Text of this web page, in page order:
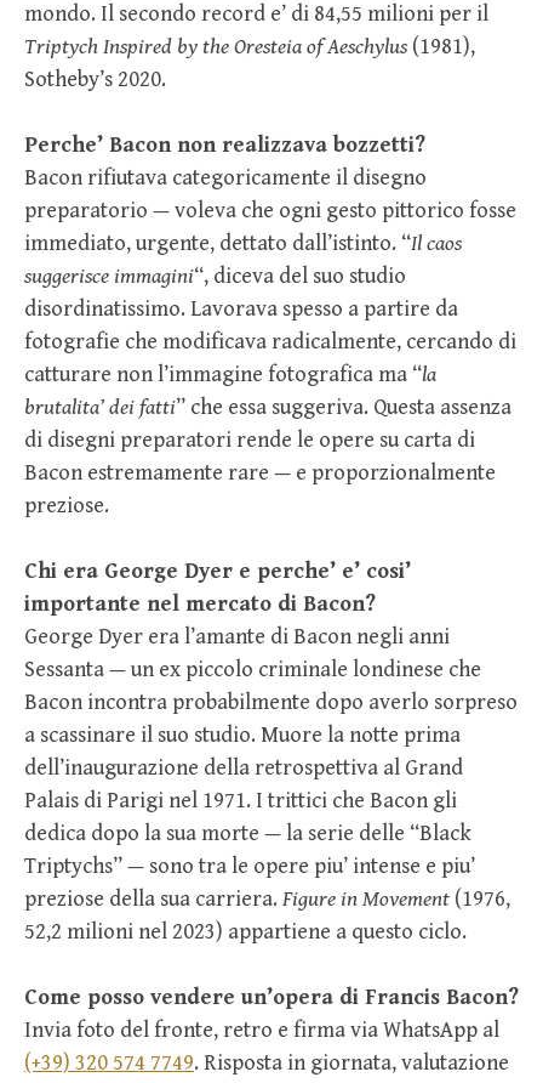
mondo. Il secondo record e’ di 84,55 milioni per il
Triptych Inspired by the Oresteia of Aeschylus (1981),
Sotheby’s 2020.
Perche’ Bacon non realizzava bozzetti?
Bacon rifiutava categoricamente il disegno
preparatorio — voleva che ogni gesto pittorico fosse
immediato, urgente, dettato dall’istinto. “Il caos
suggerisce immagini“, diceva del suo studio
disordinatissimo. Lavorava spesso a partire da
fotografie che modificava radicalmente, cercando di
catturare non l’immagine fotografica ma “la
brutalita’ dei fatti” che essa suggeriva. Questa assenza
di disegni preparatori rende le opere su carta di
Bacon estremamente rare — e proporzionalmente
preziose.
Chi era George Dyer e perche’ e’ cosi’
importante nel mercato di Bacon?
George Dyer era l’amante di Bacon negli anni
Sessanta — un ex piccolo criminale londinese che
Bacon incontra probabilmente dopo averlo sorpreso
a scassinare il suo studio. Muore la notte prima
dell’inaugurazione della retrospettiva al Grand
Palais di Parigi nel 1971. I trittici che Bacon gli
dedica dopo la sua morte — la serie delle “Black
Triptychs” — sono tra le opere piu’ intense e piu’
preziose della sua carriera. Figure in Movement (1976,
52,2 milioni nel 2023) appartiene a questo ciclo.
Come posso vendere un’opera di Francis Bacon?
Invia foto del fronte, retro e firma via WhatsApp al
(+39) 320 574 7749. Risposta in giornata, valutazione